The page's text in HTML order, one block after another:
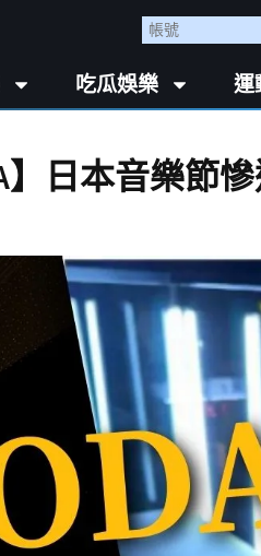
吃瓜娛樂 運
】日本音樂節